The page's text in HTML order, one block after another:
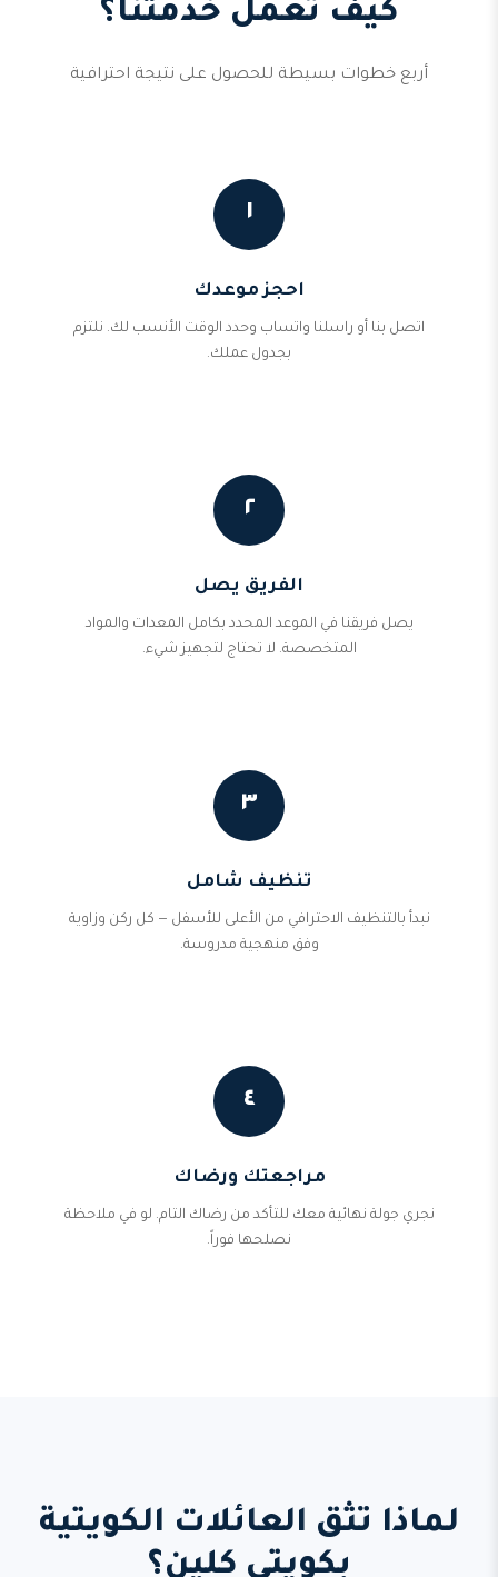
كيف تعمل خدمتنا؟
أربع خطوات بسيطة للحصول على نتيجة احترافية
١
احجز موعدك
اتصل بنا أو راسلنا واتساب وحدد الوقت الأنسب لك. نلتزم
بجدول عملك.
٢
الفريق يصل
يصل فريقنا في الموعد المحدد بكامل المعدات والمواد
المتخصصة. لا تحتاج لتجهيز شيء.
٣
تنظيف شامل
نبدأ بالتنظيف الاحترافي من الأعلى للأسفل — كل ركن وزاوية
وفق منهجية مدروسة.
٤
مراجعتك ورضاك
نجري جولة نهائية معك للتأكد من رضاك التام. لو في ملاحظة
نصلحها فوراً.
لماذا تثق العائلات الكويتية
بكويتي كلين؟